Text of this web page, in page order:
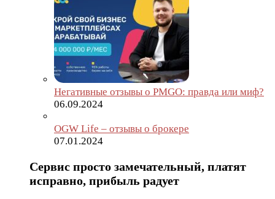
Негативные отзывы о PMGO: правда или миф?
06.09.2024
OGW Life – отзывы о брокере
07.01.2024
Сервис просто замечательный, платят
исправно, прибыль радует